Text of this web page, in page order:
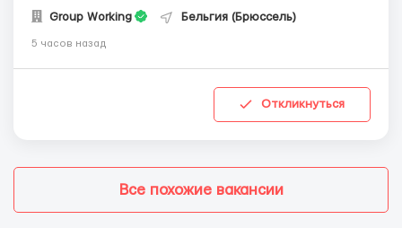
Group Working Бельгия (Брюссель)
5 часов назад
Откликнуться
Все похожие вакансии